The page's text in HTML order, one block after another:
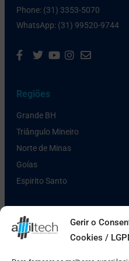
Gerir o
Cookies /
Phone: (31) 3353-5070
WhatsApp: (31) 99520-9744
Regiões
Grande BH
Triângulo Mineiro
Norte de Minas
Goías
Espirito Santo
Links Úteis
Política de Privacidade